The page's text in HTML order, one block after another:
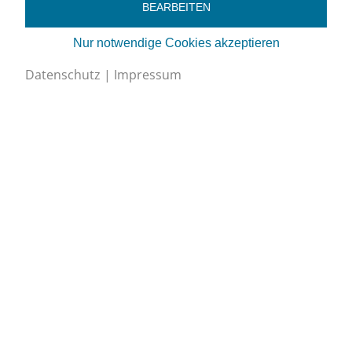
BEARBEITEN
Nur notwendige Cookies akzeptieren
Datenschutz | Impressum